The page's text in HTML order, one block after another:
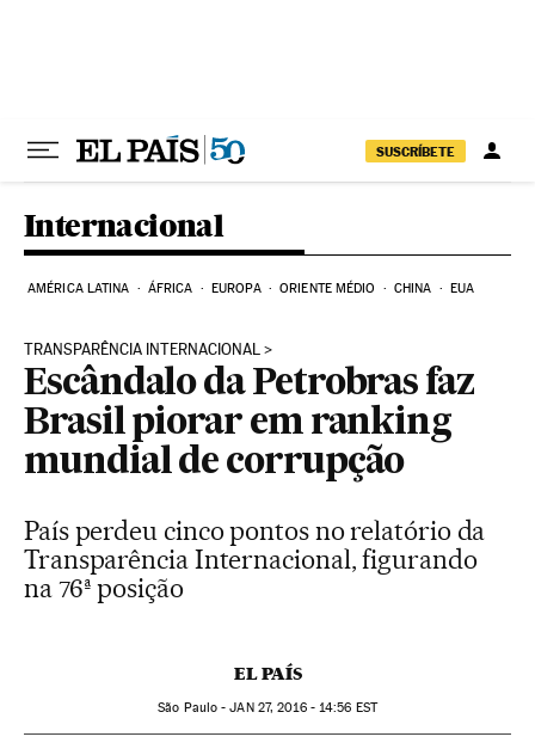
SUSCRÍBETE
Internacional
AMÉRICA LATINA ÁFRICA EUROPA ORIENTE MÉDIO CHINA EUA
TRANSPARÊNCIA INTERNACIONAL
Escândalo da Petrobras faz
Brasil piorar em ranking
mundial de corrupção
País perdeu cinco pontos no relatório da
Transparência Internacional, figurando
na 76ª posição
EL PAÍS
São Paulo -JAN27, 2016 - 14:56 EST